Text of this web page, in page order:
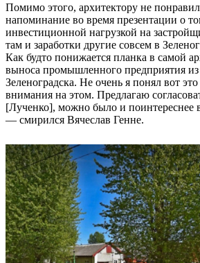
Помимо этого, архитектору не
напоминание во время презентации о
инвестиционной нагрузкой на
там и заработки другие совсем в
Как будто понижается планка в самой
выноса промышленного предприятия из
Зеленоградска. Не очень я понял вот
внимания на этом. Предлагаю
[Лученко], можно было и поинтереснее
— смирился Вячеслав Генне.